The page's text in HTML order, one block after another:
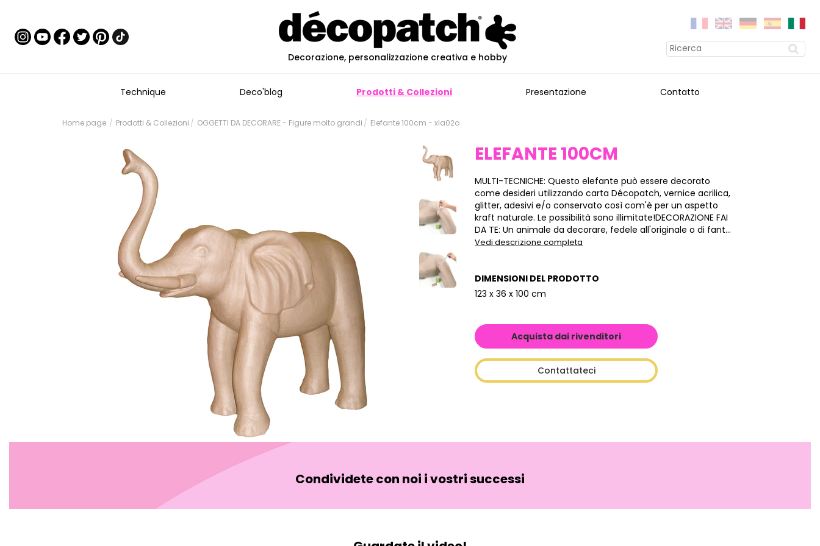
Decorazione, personalizzazione creativa e hobby
Technique Deco'blog Prodotti & Collezioni Presentazione Contatto
Home page Prodotti & Collezioni OGGETTI DA DECORARE - Figure molto grandi Elefante 100cm - xla02o
ELEFANTE 100CM
MULTI-TECNICHE: Questo elefante può essere decorato
come desideri utilizzando carta Décopatch, vernice acrilica,
glitter, adesivi e/o conservato così com'è per un aspetto
kraft naturale. Le possibilità sono illimitate!DECORAZIONE FAI
DA TE: Un animale da decorare, fedele all'originale o di fant...
Vedi descrizione completa
DIMENSIONI DEL PRODOTTO
123 x 36 x 100 cm
Acquista dai rivenditori
Contattateci
Condividete con noi i vostri successi